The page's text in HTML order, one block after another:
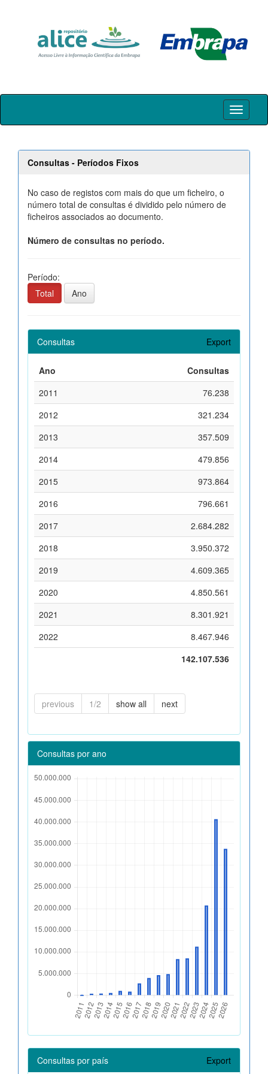
Skip
Consultas - Períodos Fixos
No caso de registos com mais do que um ficheiro, o
número total de consultas é dividido pelo número de
ficheiros associados ao documento.
Número de consultas no período.
Período:
Total
Ano
Consultas Export
Ano
Consultas
2011
76.238
2012
321.234
2013
357.509
2014
479.856
2015
973.864
2016
796.661
2017
2.684.282
2018
3.950.372
2019
4.609.365
2020
4.850.561
2021
8.301.921
2022
8.467.946
142.107.536
previous 1/2 show all next
Consultas por ano
Consultas por país Export